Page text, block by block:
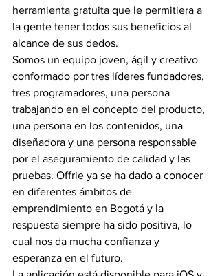
herramienta gratuita que le permitiera a
la gente tener todos sus beneficios al
alcance de sus dedos.
Somos un equipo joven, ágil y creativo
conformado por tres líderes fundadores,
tres programadores, una persona
trabajando en el concepto del producto,
una persona en los contenidos, una
diseñadora y una persona responsable
por el aseguramiento de calidad y las
pruebas. Offrie ya se ha dado a conocer
en diferentes ámbitos de
emprendimiento en Bogotá y la
respuesta siempre ha sido positiva, lo
cual nos da mucha confianza y
esperanza en el futuro.